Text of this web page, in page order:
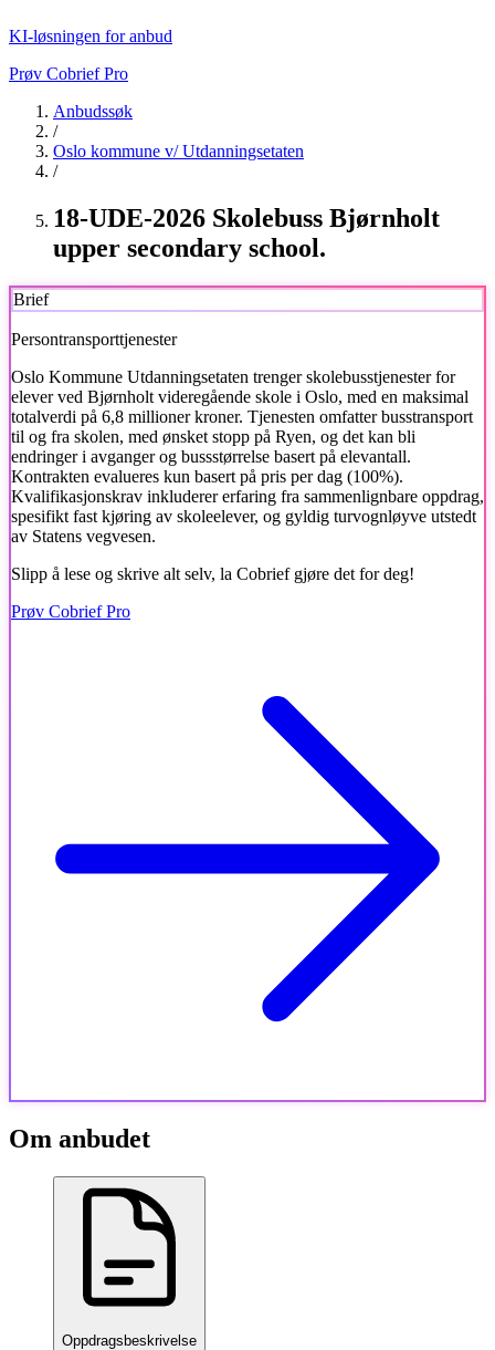
KI-løsningen for anbud
Prøv Cobrief Pro
Anbudssøk
/
Oslo kommune v/ Utdanningsetaten
/
18-UDE-2026 Skolebuss Bjørnholt
upper secondary school.
Brief
Persontransporttjenester
Oslo Kommune Utdanningsetaten trenger skolebusstjenester for
elever ved Bjørnholt videregående skole i Oslo, med en maksimal
totalverdi på 6,8 millioner kroner. Tjenesten omfatter busstransport
til og fra skolen, med ønsket stopp på Ryen, og det kan bli
endringer i avganger og bussstørrelse basert på elevantall.
Kontrakten evalueres kun basert på pris per dag (100%).
Kvalifikasjonskrav inkluderer erfaring fra sammenlignbare oppdrag,
spesifikt fast kjøring av skoleelever, og gyldig turvognløyve utstedt
av Statens vegvesen.
Slipp å lese og skrive alt selv, la Cobrief gjøre det for deg!
Prøv Cobrief Pro
Om anbudet
Oppdragsbeskrivelse